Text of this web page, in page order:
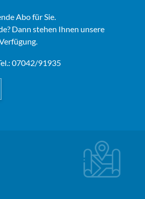
Abo für Sie.
Dann stehen Ihnen unsere
07042/91935